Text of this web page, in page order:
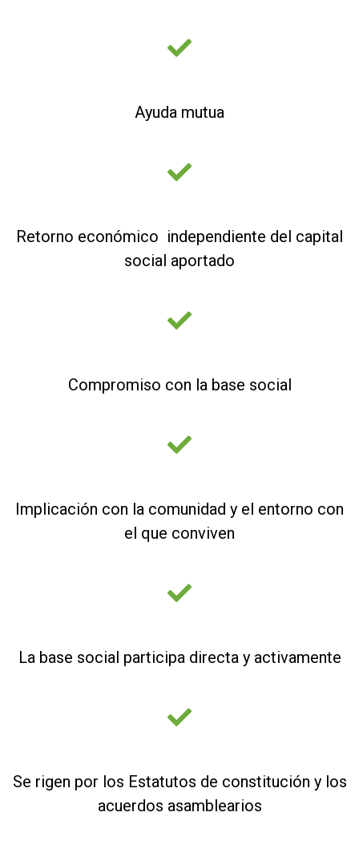
Ayuda mutua
Retorno económico independiente del capital
social aportado
Compromiso con la base social
Implicación con la comunidad y el entorno con
el que conviven
La base social participa directa y activamente
Se rigen por los Estatutos de constitución y los
acuerdos asamblearios